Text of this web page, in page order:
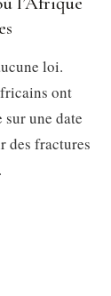
loi.
ont
une date
des fractures